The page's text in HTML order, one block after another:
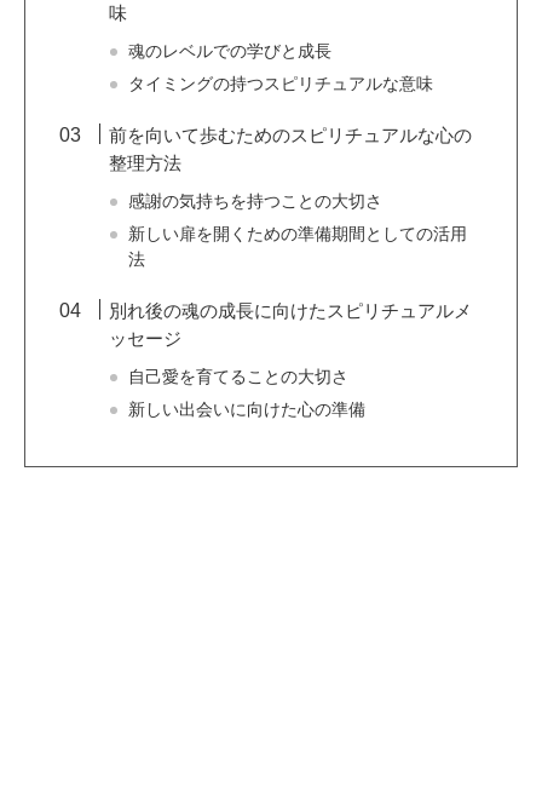
味
魂のレベルでの学びと成長
タイミングの持つスピリチュアルな意味
前を向いて歩むためのスピリチュアルな心の
整理方法
感謝の気持ちを持つことの大切さ
新しい扉を開くための準備期間としての活用
法
別れ後の魂の成長に向けたスピリチュアルメ
ッセージ
自己愛を育てることの大切さ
新しい出会いに向けた心の準備